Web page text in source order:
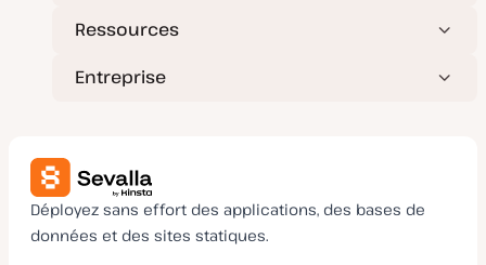
Ressources
Entreprise
Déployez sans effort des applications, des bases de
données et des sites statiques.